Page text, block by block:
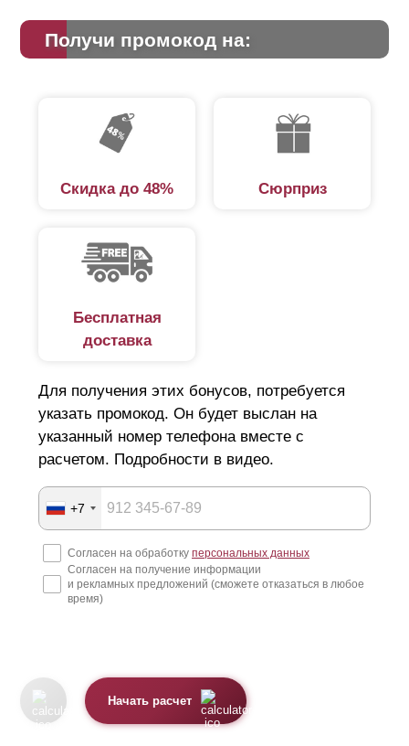
Получи промокод на:
Скидка до 48% Сюрприз
Бесплатная
доставка
Для получения этих бонусов, потребуется
указать промокод. Он будет выслан на
указанный номер телефона вместе с
расчетом. Подробности в видео.
+7
Согласен на обработку персональных данных
Согласен на получение информации
и рекламных предложений (сможете отказаться в любое
время)
Начать расчет